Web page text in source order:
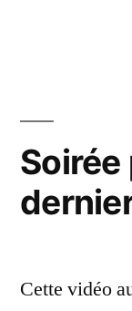
Soirée
Cette vidéo